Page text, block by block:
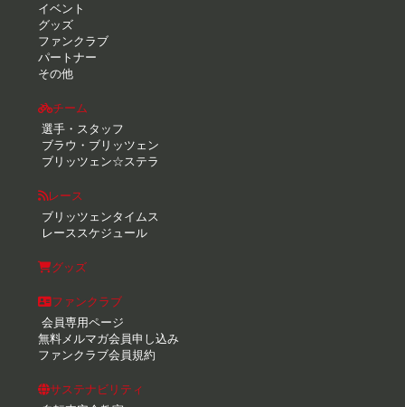
イベント
グッズ
ファンクラブ
パートナー
その他
チーム
選手・スタッフ
ブラウ・ブリッツェン
ブリッツェン☆ステラ
レース
ブリッツェンタイムス
レーススケジュール
グッズ
ファンクラブ
会員専用ページ
無料メルマガ会員申し込み
ファンクラブ会員規約
サステナビリティ